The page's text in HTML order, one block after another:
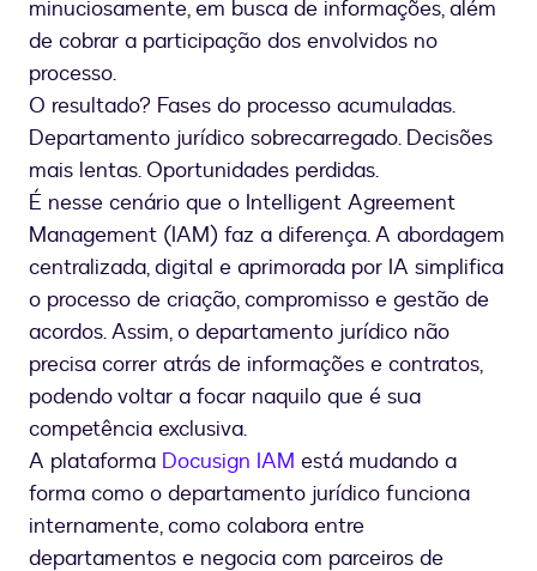
minuciosamente, em busca de informações, além
de cobrar a participação dos envolvidos no
processo.
O resultado? Fases do processo acumuladas.
Departamento jurídico sobrecarregado. Decisões
mais lentas. Oportunidades perdidas.
É nesse cenário que o Intelligent Agreement
Management (IAM) faz a diferença. A abordagem
centralizada, digital e aprimorada por IA simplifica
o processo de criação, compromisso e gestão de
acordos. Assim, o departamento jurídico não
precisa correr atrás de informações e contratos,
podendo voltar a focar naquilo que é sua
competência exclusiva.
A plataforma Docusign IAM está mudando a
forma como o departamento jurídico funciona
internamente, como colabora entre
departamentos e negocia com parceiros de